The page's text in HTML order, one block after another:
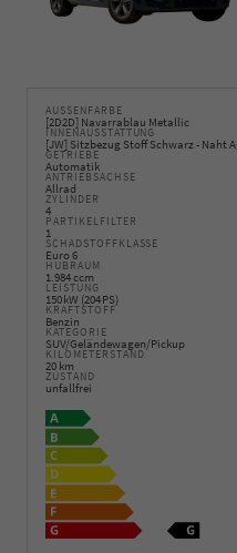
AUSSENFARBE
[2D2D] Navarrablau Metallic
INNENAUSSTATTUNG
[JW] Sitzbezug Stoff Schwarz - Naht
GETRIEBE
Automatik
ANTRIEBSACHSE
Allrad
ZYLINDER
4
PARTIKELFILTER
1
SCHADSTOFFKLASSE
Euro 6
HUBRAUM
1.984 ccm
LEISTUNG
150 kW (204 PS)
KRAFTSTOFF
Benzin
KATEGORIE
SUV/Geländewagen/Pickup
KILOMETERSTAND
20 km
ZUSTAND
unfallfrei